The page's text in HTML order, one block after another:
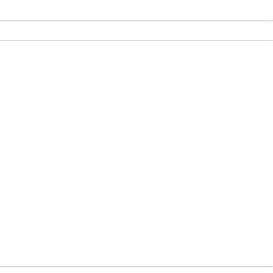
étage vous avez 3 chambres et une salle d'eau avec toilette.
- Agent commercial immatriculé au RSAC de Guéret sous le